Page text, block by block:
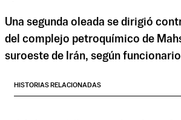
Una segunda oleada se dirigió
del complejo petroquímico de
suroeste de Irán, según
HISTORIAS RELACIONADAS